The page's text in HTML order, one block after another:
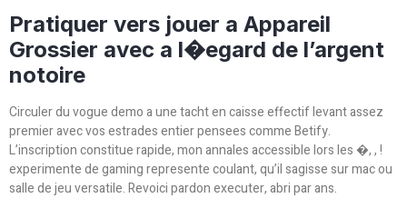
Pratiquer vers jouer a Appareil
Grossier avec a l�egard de l’argent
notoire
Circuler du vogue demo a une tacht en caisse effectif levant assez
premier avec vos estrades entier pensees comme Betify.
L’inscription constitue rapide, mon annales accessible lors les �, , !
experimente de gaming represente coulant, qu’il sagisse sur mac ou
salle de jeu versatile. Revoici pardon executer, abri par ans.